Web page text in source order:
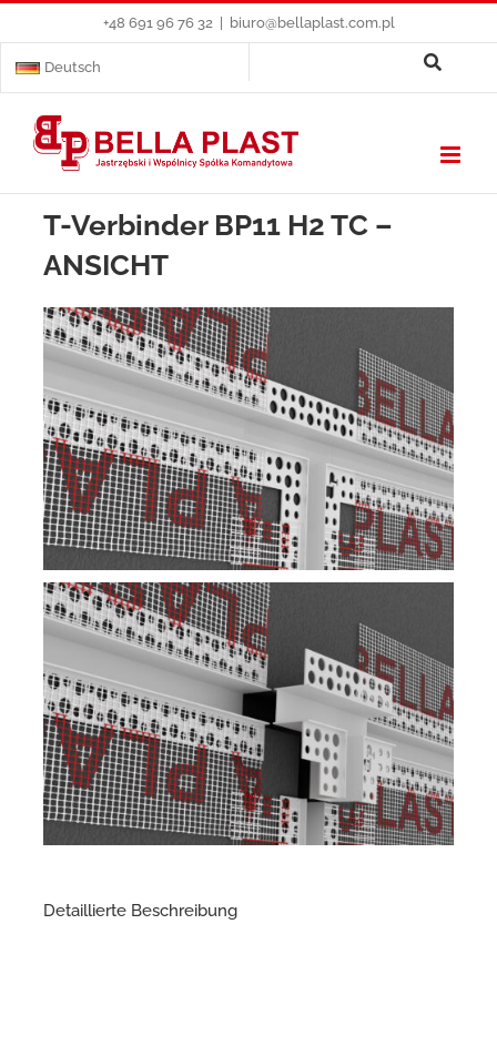
Skip
content
+48 691 96 76 32 biuro@bellaplast.com.pl
Deutsch
T-Verbinder BP11 H2 TC –
ANSICHT
Detaillierte Beschreibung